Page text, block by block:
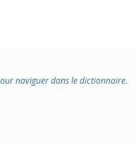
naviguer dans le dictionnaire.